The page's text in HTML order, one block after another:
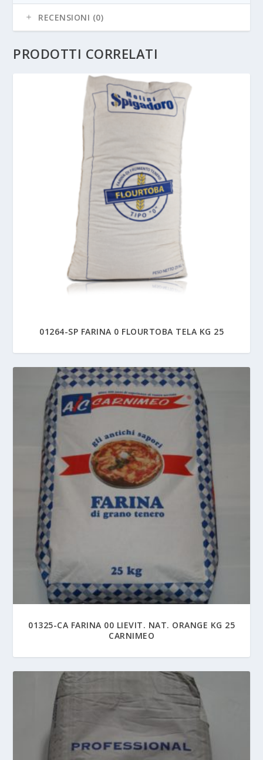
RECENSIONI (0)
PRODOTTI CORRELATI
01264-SP FARINA 0 FLOURTOBA TELA KG 25
01325-CA FARINA 00 LIEVIT. NAT. ORANGE KG 25
CARNIMEO